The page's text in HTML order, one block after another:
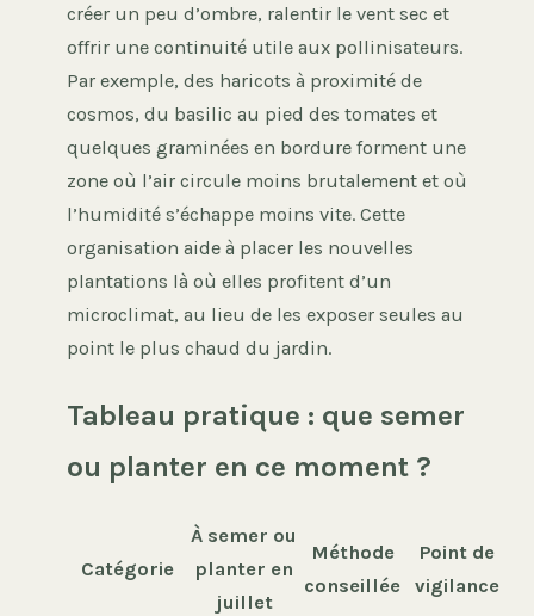
créer un peu d’ombre, ralentir le vent sec et
offrir une continuité utile aux pollinisateurs.
Par exemple, des haricots à proximité de
cosmos, du basilic au pied des tomates et
quelques graminées en bordure forment une
zone où l’air circule moins brutalement et où
l’humidité s’échappe moins vite. Cette
organisation aide à placer les nouvelles
plantations là où elles profitent d’un
microclimat, au lieu de les exposer seules au
point le plus chaud du jardin.
Tableau pratique : que semer
ou planter en ce moment ?
Catégorie
À semer ou
planter en
juillet
Méthode
conseillée
Point de
vigilance